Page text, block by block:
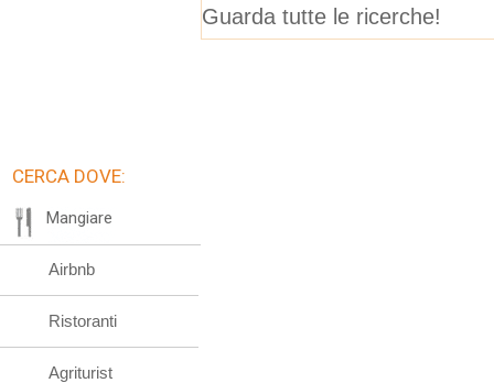
Guarda tutte le ricerche!
CERCA DOVE:
Mangiare
Airbnb
Ristoranti
Agriturist